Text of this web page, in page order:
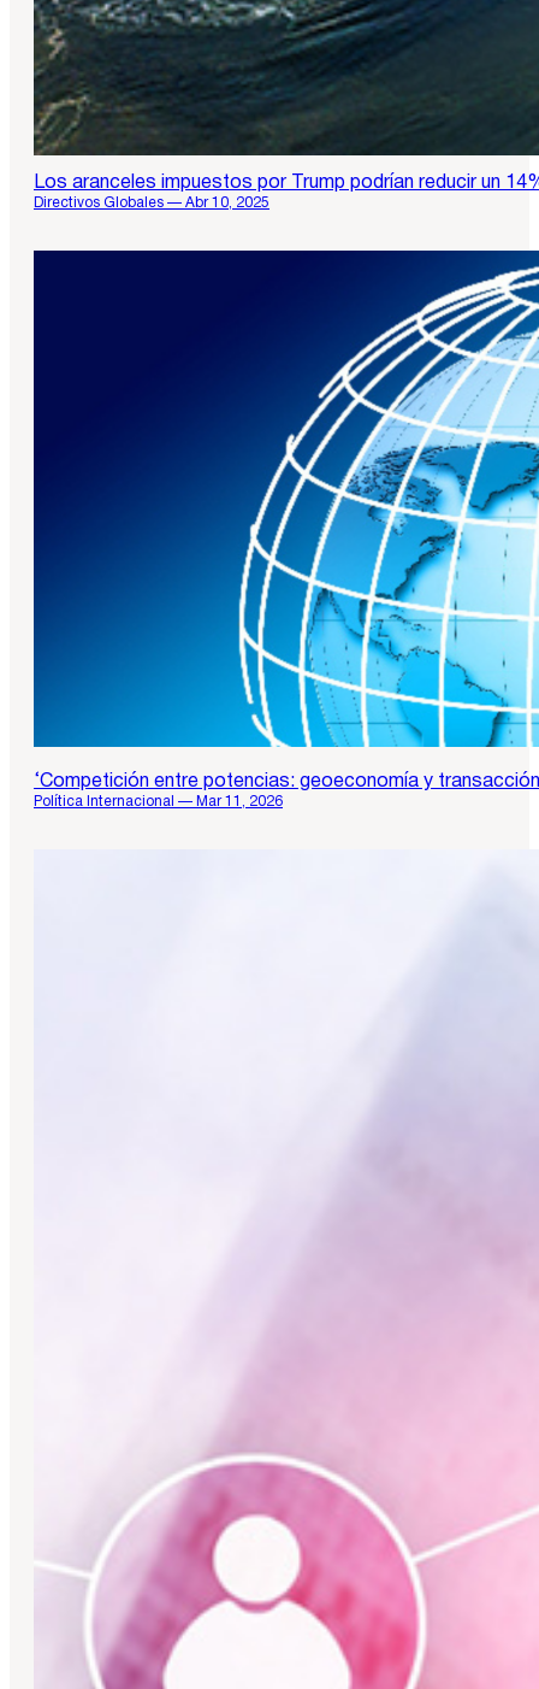
Los aranceles impuestos por Trump podrían reducir un
Directivos Globales — Abr 10, 2025
‘Competición entre potencias: geoeconomía y
Política Internacional — Mar 11, 2026